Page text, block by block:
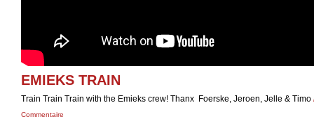
EMIEKS TRAIN
Train Train Train with the Emieks crew! Thanx Foerske, Jeroen, Jelle & Timo
Commentaire